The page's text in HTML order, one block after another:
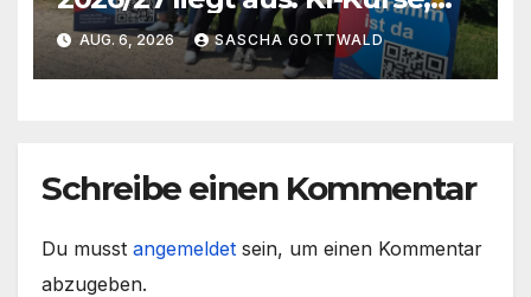
IGA-Guides und neue
Formate
AUG. 6, 2026 SASCHA GOTTWALD
Schreibe einen Kommentar
Du musst angemeldet sein, um einen Kommentar
abzugeben.